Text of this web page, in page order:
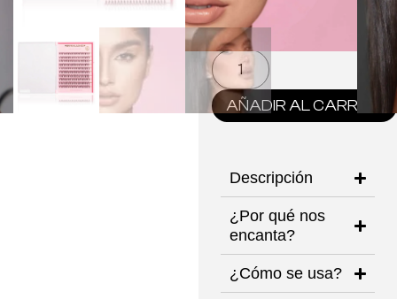
Hay existencias
AÑADIR AL CARRITO
Descripción
¿Por qué nos
encanta?
¿Cómo se usa?